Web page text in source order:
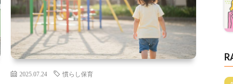
2025.07.24 慣らし保育